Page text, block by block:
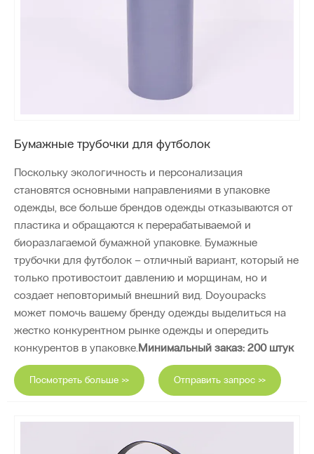
Бумажные трубочки для футболок
Поскольку экологичность и персонализация
становятся основными направлениями в упаковке
одежды, все больше брендов одежды отказываются от
пластика и обращаются к перерабатываемой и
биоразлагаемой бумажной упаковке. Бумажные
трубочки для футболок – отличный вариант, который не
только противостоит давлению и морщинам, но и
создает неповторимый внешний вид. Doyoupacks
может помочь вашему бренду одежды выделиться на
жестко конкурентном рынке одежды и опередить
конкурентов в упаковке. Минимальный заказ: 200 штук
Посмотреть больше >> Отправить запрос >>